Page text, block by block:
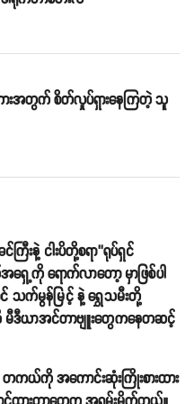
ားအတွက် စိတ်လှုပ်ရှားနေကြတဲ့ သူ
းနဲ့ ငါးပိတို့စရာ’’ရုပ်ရှင်
ေ့ကို ရောက်လာတော့ မှာဖြစ်ပါ
သက်မွန်မြင့် နဲ့ ရွှေသမီးတို့
မီဒီယာအင်တာဗျူးတွေကနေတဆင့်
ကယ်ကို အကောင်းဆုံးကြိုးစားထား